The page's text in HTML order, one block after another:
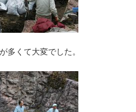
多くて大変でした。